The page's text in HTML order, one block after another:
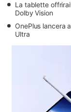
La tablette
Dolby Vision
OnePlus lancera
Ultra